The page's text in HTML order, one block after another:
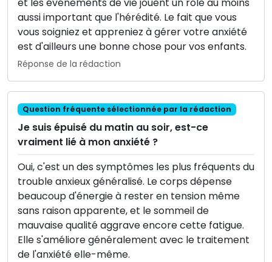
aussi important que l'hérédité. Le fait que vous
vous soigniez et appreniez à gérer votre anxiété
est d'ailleurs une bonne chose pour vos enfants.
Réponse de la rédaction
Question fréquente sélectionnée par la rédaction
Je suis épuisé du matin au soir, est-ce
vraiment lié à mon anxiété ?
Oui, c'est un des symptômes les plus fréquents du
trouble anxieux généralisé. Le corps dépense
beaucoup d'énergie à rester en tension même
sans raison apparente, et le sommeil de
mauvaise qualité aggrave encore cette fatigue.
Elle s'améliore généralement avec le traitement
de l'anxiété elle-même.